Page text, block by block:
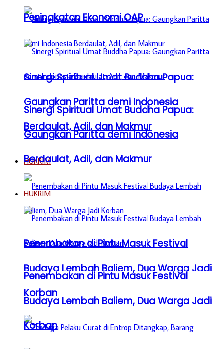
Sinergi Spiritual Umat Buddha Papua:
Gaungkan Paritta demi Indonesia
Berdaulat, Adil, dan Makmur
HUKRIM
Penembakan di Pintu Masuk Festival
Budaya Lembah Baliem, Dua Warga Jadi
Korban
Peningkatan Ekonomi OAP
Sinergi Spiritual Umat Buddha Papua:
Gaungkan Paritta demi Indonesia
Berdaulat, Adil, dan Makmur
HUKRIM
Penembakan di Pintu Masuk Festival
Budaya Lembah Baliem, Dua Warga Jadi
Korban